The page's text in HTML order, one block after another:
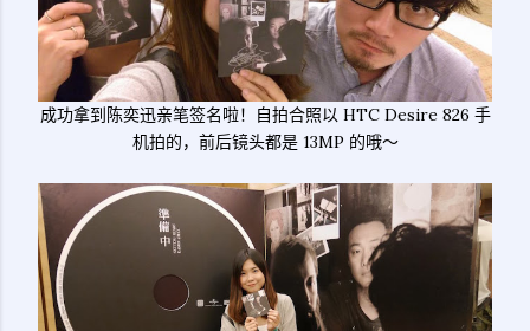
成功拿到陈奕迅亲笔签名啦！自拍合照以 HTC Desire 826 手
机拍的，前后镜头都是 13MP 的哦～